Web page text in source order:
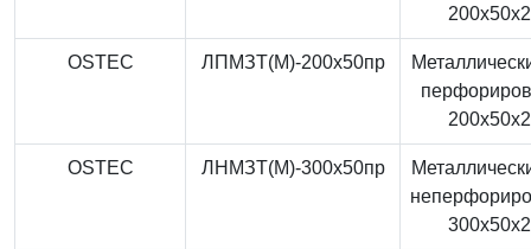
OSTEC ЛПМЗТ(М)-200x50пр
OSTEC ЛНМЗТ(М)-300x50пр